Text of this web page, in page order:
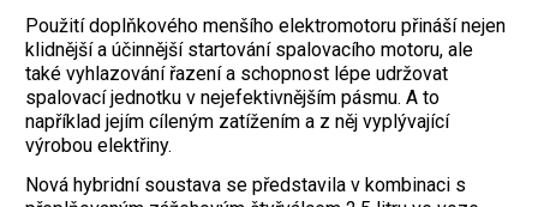
Použití doplňkového menšího elektromotoru přináší nejen
klidnější a účinnější startování spalovacího motoru, ale
také vyhlazování řazení a schopnost lépe udržovat
spalovací jednotku v nejefektivnějším pásmu. A to
například jejím cíleným zatížením a z něj vyplývající
výrobou elektřiny.
Nová hybridní soustava se představila v kombinaci s